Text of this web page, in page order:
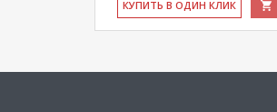
КУ­ПИТЬ В ОДИН КЛИК